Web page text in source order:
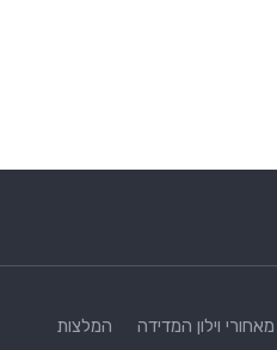
מאחורי וילון המדידה המלצות